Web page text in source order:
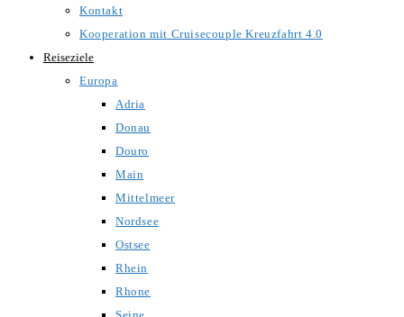
Kontakt
Kooperation mit Cruisecouple Kreuzfahrt 4.0
Reiseziele
Europa
Adria
Donau
Douro
Main
Mittelmeer
Nordsee
Ostsee
Rhein
Rhone